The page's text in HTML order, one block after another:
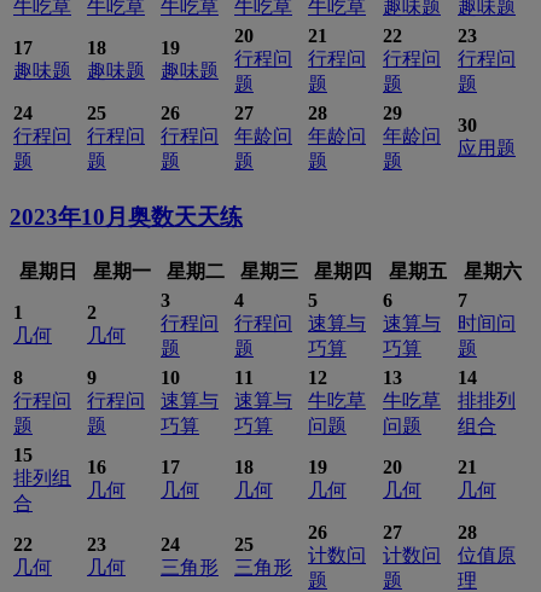
牛吃草 牛吃草 牛吃草 牛吃草 牛吃草 趣味题
趣味题
17
趣味题
18
趣味题
19
趣味题
20
行程问
题
21
行程问
题
22
行程问
题
23
行程问
题
24
行程问
题
25
行程问
题
26
行程问
题
27
年龄问
题
28
年龄问
题
29
年龄问
题
30
应用题
2023年10月 奥数天天练
星期日 星期一 星期二 星期三 星期四 星期五
星期六
1
几何
2
几何
3
行程问
题
4
行程问
题
5
速算与
巧算
6
速算与
巧算
7
时间问
题
8
行程问
题
9
行程问
题
10
速算与
巧算
11
速算与
巧算
12
牛吃草
问题
13
牛吃草
问题
14
排排列
组合
15
排列组
合
16
几何
17
几何
18
几何
19
几何
20
几何
21
几何
22
几何
23
几何
24
三角形
25
三角形
26
计数问
题
27
计数问
题
28
位值原
理